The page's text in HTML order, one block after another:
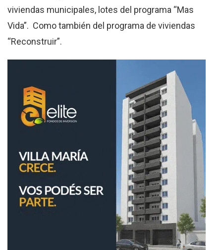
viviendas municipales, lotes del programa “Mas
Vida”. Como también del programa de viviendas
“Reconstruir”.